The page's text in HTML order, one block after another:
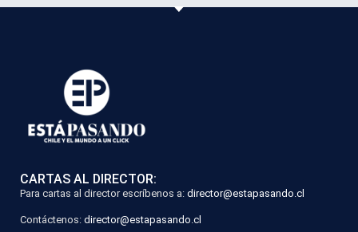
CARTAS AL DIRECTOR:
Para cartas al director escríbenos a: director@estapasando.cl
Contáctenos: director@estapasando.cl